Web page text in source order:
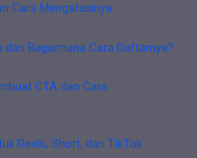
Cara Mengatasinya
dan Bagaimana Cara Daftarnya?
CTA dan Cara
Reels, Short, dan TikTok